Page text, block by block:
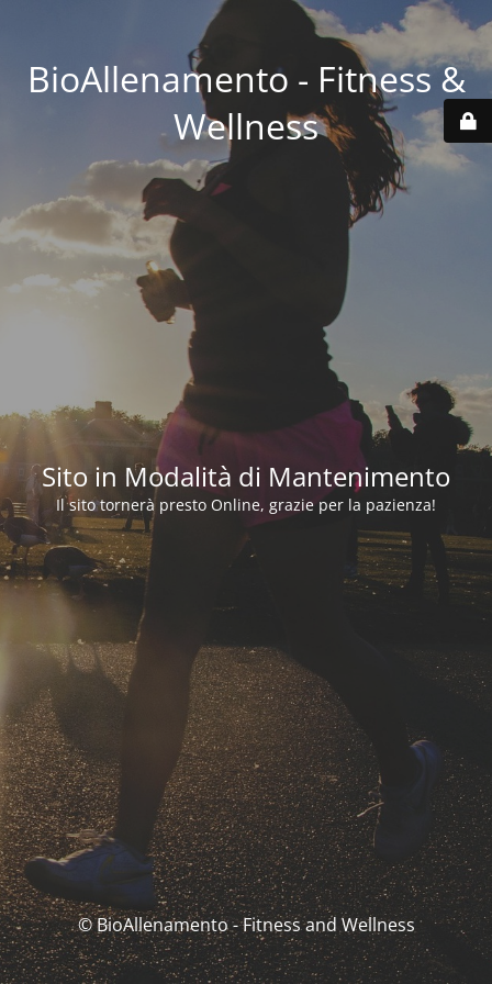
BioAllenamento - Fitness &
Wellness
Sito in Modalità di Mantenimento
Il sito tornerà presto Online, grazie per la pazienza!
© BioAllenamento - Fitness and Wellness